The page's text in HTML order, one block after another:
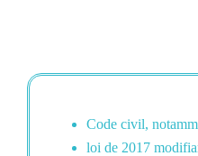
Code civil,
loi de 2017